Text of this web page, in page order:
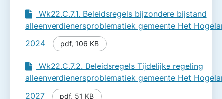
Wk22.C.7.1. Beleidsregels bijzondere bijstand
alleenverdienersproblematiek gemeente Het
2024
pdf, 106 KB
Wk22.C.7.2. Beleidsregels Tijdelijke regeling
alleenverdienersproblematiek gemeente Het
2027
pdf, 51 KB